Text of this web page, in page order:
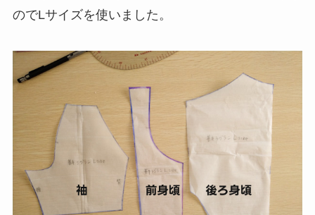
のでLサイズを使いました。